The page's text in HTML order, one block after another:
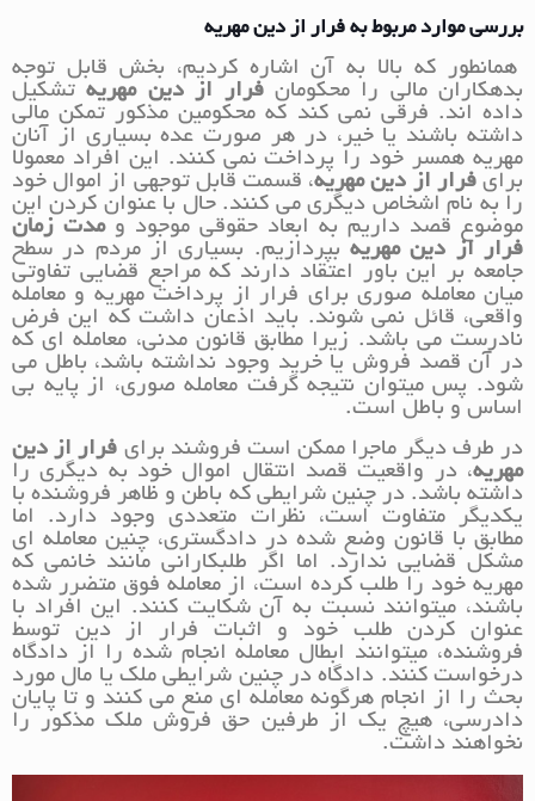
بررسی موارد مربوط به فرار از دین مهریه
همانطور که بالا به آن اشاره کردیم، بخش قابل توجه
بدهکاران مالی را محکومانفرار از دین مهریهتشکیل
داده اند. فرقی نمی کند که محکومین مذکور تمکن مالی
داشته باشند یا خیر، در هر صورت عده بسیاری از آنان
مهریه همسر خود را پرداخت نمی کنند. این افراد معمولا
برایفرار از دین مهریه، قسمت قابل توجهی از اموال خود
را به نام اشخاص دیگری می کنند. حال با عنوان کردن این
موضوع قصد داریم به ابعاد حقوقی موجود ومدت زمان
فرار از دین مهریه بپردازیم. بسیاری از مردم در سطح
جامعه بر این باور اعتقاد دارند که مراجع قضایی تفاوتی
میان معامله صوری برای فرار از پرداخت مهریه و معامله
واقعی، قائل نمی شوند. باید اذعان داشت که این فرض
نادرست می باشد. زیرا مطابق قانون مدنی، معامله ای که
در آن قصد فروش یا خرید وجود نداشته باشد، باطل می
شود. پس میتوان نتیجه گرفت معامله صوری، از پایه بی
اساس و باطل است.
در طرف دیگر ماجرا ممکن است فروشند برای فرار از دین
مهریه، در واقعیت قصد انتقال اموال خود به دیگری را
داشته باشد. در چنین شرایطی که باطن و ظاهر فروشنده با
یکدیگر متفاوت است، نظرات متعددی وجود دارد. اما
مطابق با قانون وضع شده در دادگستری، چنین معامله ای
مشکل قضایی ندارد. اما اگر طلبکارانی مانند خانمی که
مهریه خود را طلب کرده است، از معامله فوق متضرر شده
باشند، میتوانند نسبت به آن شکایت کنند. این افراد با
عنوان کردن طلب خود و اثبات فرار از دین توسط
فروشنده، میتوانند ابطال معامله انجام شده را از دادگاه
درخواست کنند. دادگاه در چنین شرایطی ملک یا مال مورد
بحث را از انجام هرگونه معامله ای منع می کنند و تا پایان
دادرسی، هیچ یک از طرفین حق فروش ملک مذکور را
نخواهند داشت.